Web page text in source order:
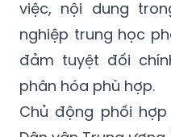
tuyển sinh đầu cấp.
Rà soát kỹ các
việc, nội dung
nghiệp trung học
đảm tuyệt đối